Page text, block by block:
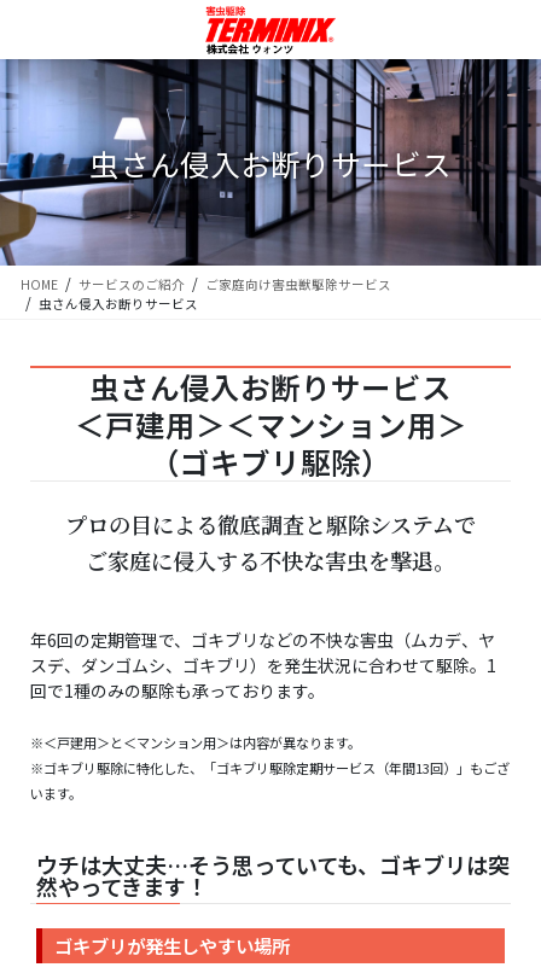
虫さん侵入お断りサービス
HOME サービスのご紹介
ご家庭向け害虫獣駆除サービス
虫さん侵入お断りサービス
虫さん侵入お断りサービス
＜戸建用＞＜マンション用＞
（ゴキブリ駆除）
プロの目による徹底調査と駆除システムで
ご家庭に侵入する不快な害虫を撃退。
年6回の定期管理で、ゴキブリなどの不快な害虫（ムカデ、ヤ
スデ、ダンゴムシ、ゴキブリ）を発生状況に合わせて駆除。1
回で1種のみの駆除も承っております。
※＜戸建用＞と＜マンション用＞は内容が異なります。
※ゴキブリ駆除に特化した、「ゴキブリ駆除定期サービス（年間13回）」もござ
います。
ウチは大丈夫…そう思っていても、ゴキブリは突
然やってきます！
ゴキブリが発生しやすい場所